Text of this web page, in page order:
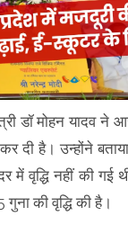
डॉ मोहन यादव ने
कर दी है। उन्होंने
में वृद्धि नहीं की गई
की वृद्धि की है।